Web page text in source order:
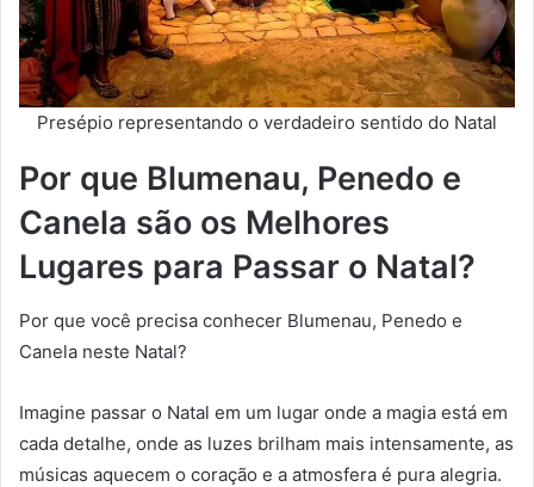
Presépio representando o verdadeiro sentido do Natal
Por que Blumenau, Penedo e
Canela são os Melhores
Lugares para Passar o Natal?
Por que você precisa conhecer Blumenau, Penedo e
Canela neste Natal?
Imagine passar o Natal em um lugar onde a magia está em
cada detalhe, onde as luzes brilham mais intensamente, as
músicas aquecem o coração e a atmosfera é pura alegria.